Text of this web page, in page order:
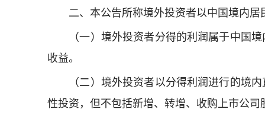
二、本公告所称境外投资者以中国境内居
（一）境外投资者分得的利润属于中国境
收益。
（二）境外投资者以分得利润进行的境内
性投资，但不包括新增、转增、收购上市公